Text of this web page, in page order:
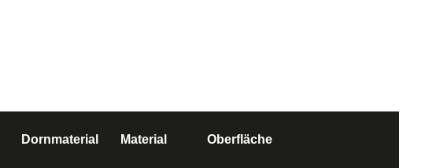
Dornmaterial Material Oberfläche